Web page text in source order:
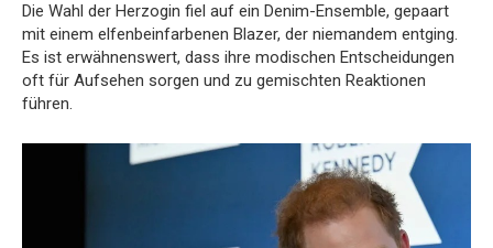
Die Wahl der Herzogin fiel auf ein Denim-Ensemble, gepaart
mit einem elfenbeinfarbenen Blazer, der niemandem entging.
Es ist erwähnenswert, dass ihre modischen Entscheidungen
oft für Aufsehen sorgen und zu gemischten Reaktionen
führen.